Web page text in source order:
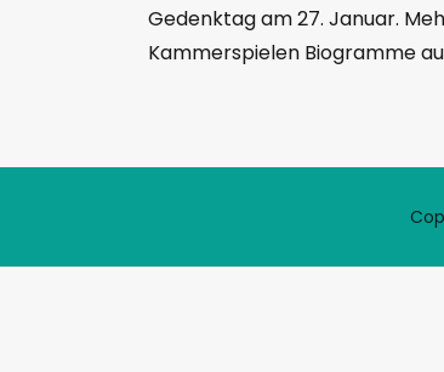
EMBED
Gedenktag am 27. Januar.
Kammerspielen Biogramme